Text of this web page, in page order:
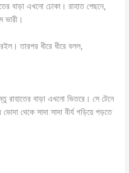
বাড়া এখনো ঢোকা। রাহাত পেছনে,
ভারী।
তারপর ধীরে ধীরে বলল,
রাহাতের বাড়া এখনো ভিতরে। সে টেনে
থেকে সাদা সাদা বীর্য গড়িয়ে পড়তে